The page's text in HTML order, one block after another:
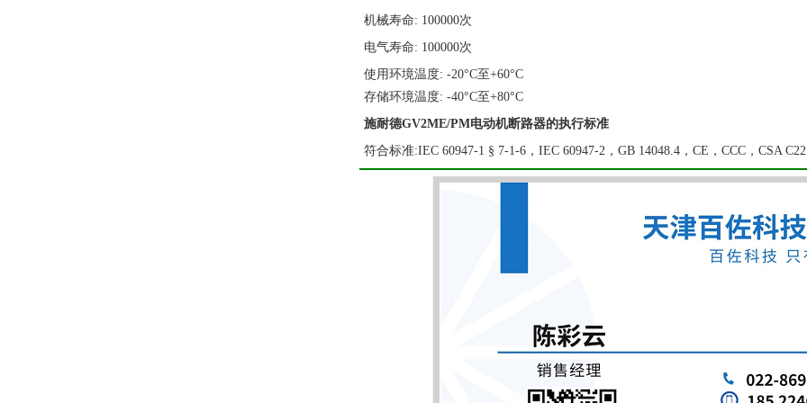
机械寿命: 100000次
电气寿命: 100000次
使用环境温度: -20°C至+60°C
存储环境温度: -40°C至+80°C
施耐德GV2ME/PM电动机断路器的执行标准
符合标准:IEC 60947-1 § 7-1-6，IEC 60947-2，GB 14048.4，CE，CCC，CSA